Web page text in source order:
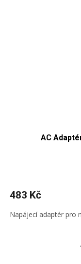
AC
483 Kč
Napájecí adaptér pro